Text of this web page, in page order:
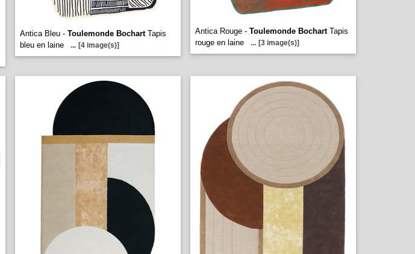
Antica Bleu - Toulemonde BochartTapis
bleu en laine
... [4 image(s)]
Antica Rouge - Toulemonde BochartTapis
rouge en laine
... [3 image(s)]